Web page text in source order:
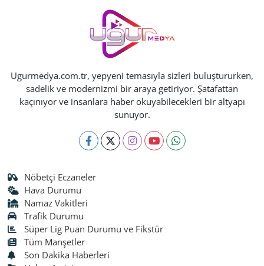
Ugurmedya.com.tr, yepyeni temasıyla sizleri buluştururken,
sadelik ve modernizmi bir araya getiriyor. Şatafattan
kaçınıyor ve insanlara haber okuyabilecekleri bir altyapı
sunuyor.
Nöbetçi Eczaneler
Hava Durumu
Namaz Vakitleri
Trafik Durumu
Süper Lig Puan Durumu ve Fikstür
Tüm Manşetler
Son Dakika Haberleri